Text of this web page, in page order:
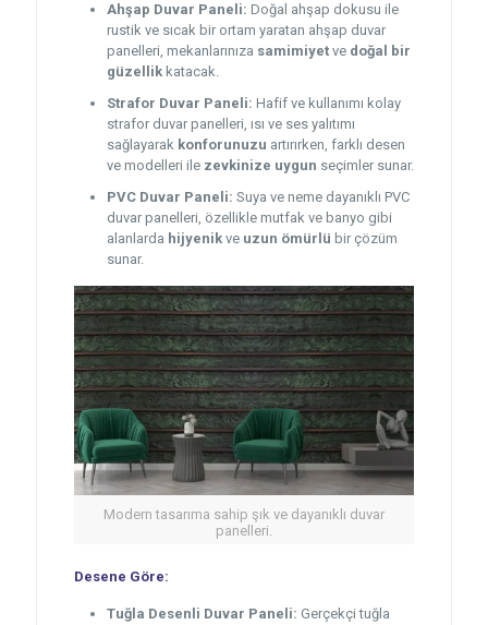
Ahşap Duvar Paneli: Doğal ahşap dokusu ile
rustik ve sıcak bir ortam yaratan ahşap duvar
panelleri, mekanlarınıza samimiyetve doğal bir
güzellikkatacak.
Strafor Duvar Paneli: Hafif ve kullanımı kolay
strafor duvar panelleri, ısı ve ses yalıtımı
sağlayarak konforunuzu artırırken, farklı desen
ve modelleri ile zevkinize uygun seçimler sunar.
PVC Duvar Paneli: Suya ve neme dayanıklı PVC
duvar panelleri, özellikle mutfak ve banyo gibi
alanlarda hijyenikve uzun ömürlü bir çözüm
sunar.
Modern tasarıma sahip şık ve dayanıklı duvar
panelleri.
Desene Göre:
Tuğla Desenli Duvar Paneli: Gerçekçi tuğla